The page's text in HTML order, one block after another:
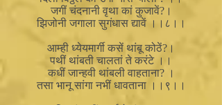
जगीं चंदनानी वृथा कां कुजावें?।
झिजोनी जगाला सुगंधास द्यावें ।।८।।
आम्ही ध्येयमार्गी कसें थांबू कोठें?।
पथीं थांबती चालतां ते करंटे ।।
कधीं जान्हवी थांबली वाहताना? ।
तसा भानू सांगा नभीं धावताना ।।९।।